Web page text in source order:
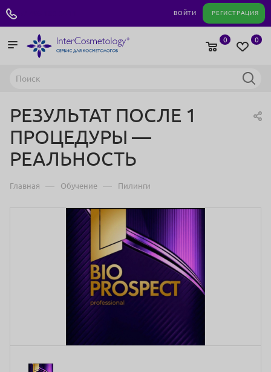
ВОЙТИ РЕГИСТРАЦИЯ
0
0
РЕЗУЛЬТАТ ПОСЛЕ 1
ПРОЦЕДУРЫ —
РЕАЛЬНОСТЬ
Главная — Обучение — Пилинги